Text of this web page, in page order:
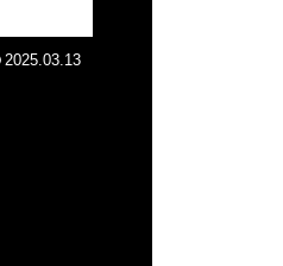
2025.03.13